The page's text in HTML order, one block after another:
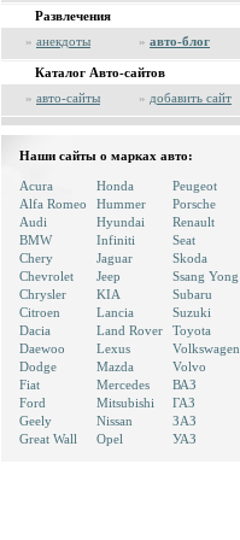
Развлечения
» анекдоты » авто-блог
Каталог Авто-сайтов
» авто-сайты » добавить сайт
Наши сайты о марках авто:
Acura
Alfa Romeo
Audi
BMW
Chery
Chevrolet
Chrysler
Citroen
Dacia
Daewoo
Dodge
Fiat
Ford
Geely
Great Wall
Honda
Hummer
Hyundai
Infiniti
Jaguar
Jeep
KIA
Lancia
Land Rover
Lexus
Mazda
Mercedes
Mitsubishi
Nissan
Opel
Peugeot
Porsche
Renault
Seat
Skoda
Ssang Yong
Subaru
Suzuki
Toyota
Volkswagen
Volvo
ВАЗ
ГАЗ
ЗАЗ
УАЗ